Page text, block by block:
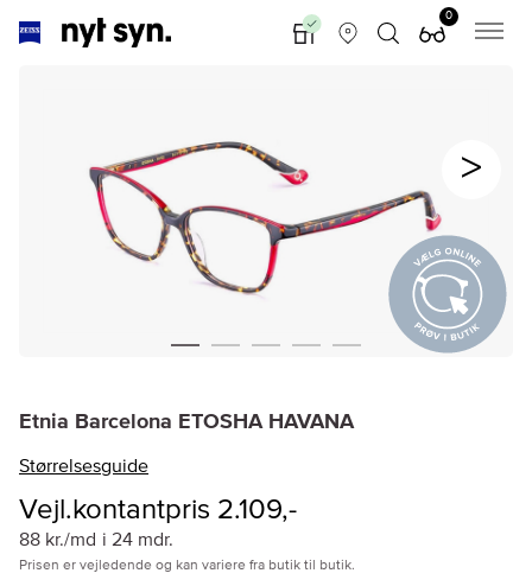
0
Etnia Barcelona ETOSHA HAVANA
Størrelsesguide
Vejl.kontantpris 2.109,-
88 kr./md i 24 mdr.
Prisen er vejledende og kan variere fra butik til butik.